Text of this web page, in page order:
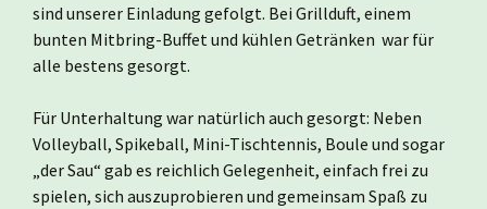
sind unserer Einladung gefolgt. Bei Grillduft, einem
bunten Mitbring-Buffet und kühlen Getränken war für
alle bestens gesorgt.
Für Unterhaltung war natürlich auch gesorgt: Neben
Volleyball, Spikeball, Mini-Tischtennis, Boule und sogar
„der Sau“ gab es reichlich Gelegenheit, einfach frei zu
spielen, sich auszuprobieren und gemeinsam Spaß zu